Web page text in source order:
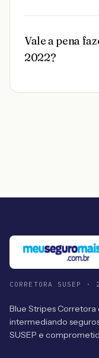
Vale a pena
2022?
CORRETORA SUSEP ·
Blue Stripes Corretora
intermediando
SUSEP e